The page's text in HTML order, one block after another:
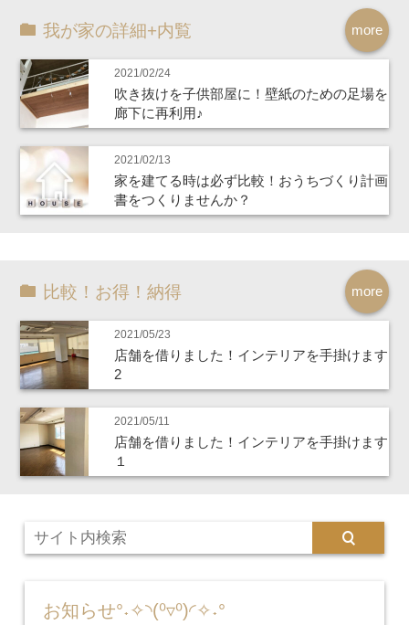
more
我が家の詳細+内覧
2021/02/24
吹き抜けを子供部屋に！壁紙のための足場を
廊下に再利用♪
2021/02/13
家を建てる時は必ず比較！おうちづくり計画
書をつくりませんか？
more
比較！お得！納得
2021/05/23
店舗を借りました！インテリアを手掛けます
2
2021/05/11
店舗を借りました！インテリアを手掛けます
１
お知らせ°˖✧◝(⁰▿⁰)◜✧˖°